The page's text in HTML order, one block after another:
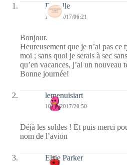
Esthelle
11/01/2017/06:21
Bonjour.
Heureusement que je n’ai pas ce
moi ; sans quoi je serais à sec
qu’en vacances, j’ai un nouveau
Bonne journée!
lemenuisiart
10/01/2017/20:50
Déjà les soldes ! Et puis merci
nom de l’avion
Elsie Parker